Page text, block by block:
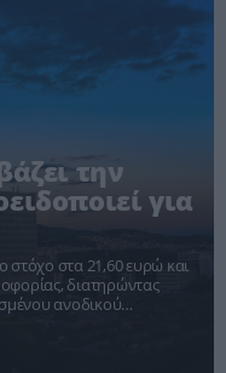
την
για
στόχο στα 21,60 ευρώ και
διατηρώντας
ανοδικού